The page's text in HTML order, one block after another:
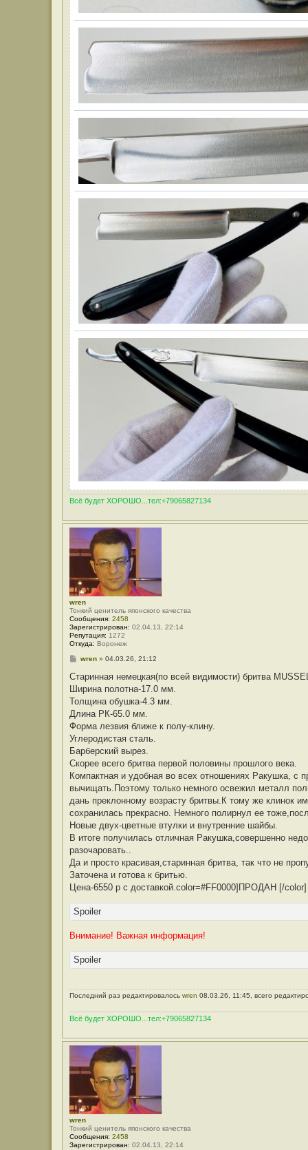
Всё будет ХОРОШО...тел:+79065827134
wren
Тонкий ценитель японского качества
Сообщения: 2458
Зарегистрирован: 02.04.13, 22:14
Репутация: 1272
Откуда: Воронеж
С
о
щ
е
и
е
wren» 04.03.26, 21:12
Старинная немецкая(по всей видимости) бритва
Ширина полотна-17.0 мм.
Толщина обушка-4.3 мм.
Длина РК-65.0 мм.
Форма лезвия ближе к полу-клину.
Углеродистая сталь.
Барберский вырез.
Скорее всего бритва первой половины прошлого века.
Компактная и удобная во всех отношениях Ракушка, с
вычищать.Поэтому только немного освежил металл
дань преклонному возрасту бритвы.К тому же клинок
сохранилась прекрасно. Немного полирнул ее
Новые двух-цветные втулки и внутренние шайбы.
В итоге получилась отличная Ракушка,совершенно
разочаровать..
Да и просто красивая,старинная бритва, так что не
Заточена и готова к бритью.
Цена-6550 р с доставкой.color=#FF0000]ПРОДАН [/color]
Spoiler
Внимание! Важная информация!
Spoiler
Последний раз редактировалось wren 08.03.26, 11:45, всего
Всё будет ХОРОШО...тел:+79065827134
wren
Тонкий ценитель японского качества
Сообщения: 2458
Зарегистрирован: 02.04.13, 22:14